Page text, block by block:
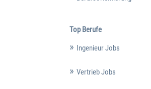
Top Berufe
Ingenieur Jobs
Vertrieb Jobs